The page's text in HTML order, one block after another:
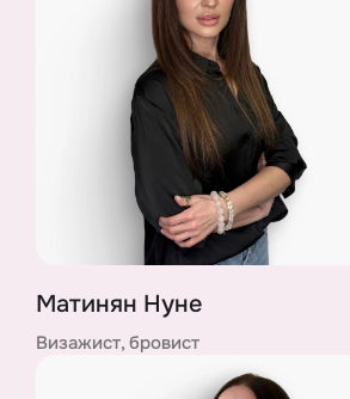
Матинян Нуне
Визажист, бровист